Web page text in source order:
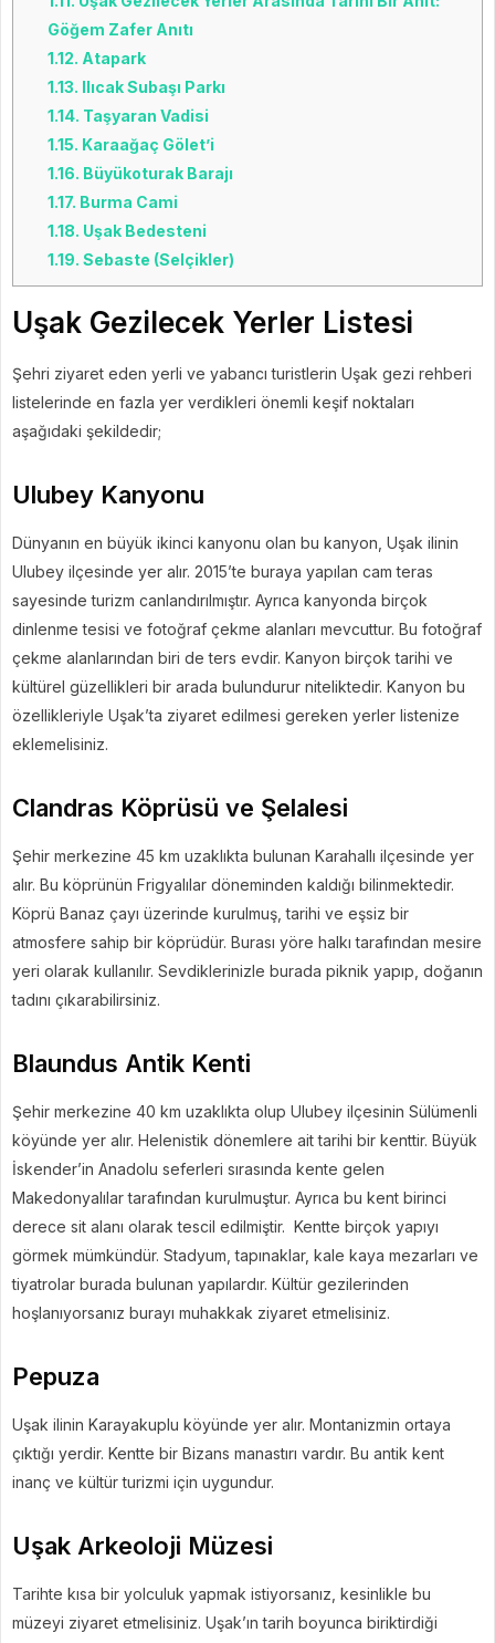
Göğem Zafer Anıtı
1.12. Atapark
1.13. Ilıcak Subaşı Parkı
1.14. Taşyaran Vadisi
1.15. Karaağaç Gölet’i
1.16. Büyükoturak Barajı
1.17. Burma Cami
1.18. Uşak Bedesteni
1.19. Sebaste (Selçikler)
Uşak Gezilecek Yerler Listesi
Şehri ziyaret eden yerli ve yabancı turistlerin Uşak gezi rehberi
listelerinde en fazla yer verdikleri önemli keşif noktaları
aşağıdaki şekildedir;
Ulubey Kanyonu
Dünyanın en büyük ikinci kanyonu olan bu kanyon, Uşak ilinin
Ulubey ilçesinde yer alır. 2015’te buraya yapılan cam teras
sayesinde turizm canlandırılmıştır. Ayrıca kanyonda birçok
dinlenme tesisi ve fotoğraf çekme alanları mevcuttur. Bu fotoğraf
çekme alanlarından biri de ters evdir. Kanyon birçok tarihi ve
kültürel güzellikleri bir arada bulundurur niteliktedir. Kanyon bu
özellikleriyle Uşak’ta ziyaret edilmesi gereken yerler listenize
eklemelisiniz.
Clandras Köprüsü ve Şelalesi
Şehir merkezine 45 km uzaklıkta bulunan Karahallı ilçesinde yer
alır. Bu köprünün Frigyalılar döneminden kaldığı bilinmektedir.
Köprü Banaz çayı üzerinde kurulmuş, tarihi ve eşsiz bir
atmosfere sahip bir köprüdür. Burası yöre halkı tarafından mesire
yeri olarak kullanılır. Sevdiklerinizle burada piknik yapıp, doğanın
tadını çıkarabilirsiniz.
Blaundus Antik Kenti
Şehir merkezine 40 km uzaklıkta olup Ulubey ilçesinin Sülümenli
köyünde yer alır. Helenistik dönemlere ait tarihi bir kenttir. Büyük
İskender’in Anadolu seferleri sırasında kente gelen
Makedonyalılar tarafından kurulmuştur. Ayrıca bu kent birinci
derece sit alanı olarak tescil edilmiştir. Kentte birçok yapıyı
görmek mümkündür. Stadyum, tapınaklar, kale kaya mezarları ve
tiyatrolar burada bulunan yapılardır. Kültür gezilerinden
hoşlanıyorsanız burayı muhakkak ziyaret etmelisiniz.
Pepuza
Uşak ilinin Karayakuplu köyünde yer alır. Montanizmin ortaya
çıktığı yerdir. Kentte bir Bizans manastırı vardır. Bu antik kent
inanç ve kültür turizmi için uygundur.
Uşak Arkeoloji Müzesi
Tarihte kısa bir yolculuk yapmak istiyorsanız, kesinlikle bu
müzeyi ziyaret etmelisiniz. Uşak’ın tarih boyunca biriktirdiği